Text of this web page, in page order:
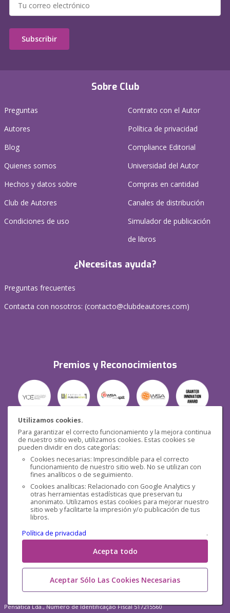
Utilizamos cookies.
Para garantizar el correcto funcionamiento y la mejora continua
de nuestro sitio web, utilizamos cookies. Estas cookies se
pueden dividir en dos categorías:
Cookies necesarias: Imprescindible para el correcto
funcionamiento de nuestro sitio web. No se utilizan con
fines analíticos o de seguimiento.
Cookies analíticas: Relacionado con Google Analytics y
otras herramientas estadísticas que preservan tu
anonimato. Utilizamos estas cookies para mejorar nuestro
sitio web y facilitarte la impresión y/o publicación de tus
libros.
Política de privacidad
.
Acepta todo
Aceptar Sólo Las Cookies Necesarias
Sobre Club
Preguntas
Autores
Blog
Quienes somos
Hechos y datos sobre
Club de Autores
Condiciones de uso
Contrato con el Autor
Política de privacidad
Compliance Editorial
Universidad del Autor
Compras en cantidad
Canales de distribución
Simulador de publicación
de libros
¿Necesitas ayuda?
Preguntas frecuentes
Contacta con nosotros: (contacto@clubdeautores.com)
Premios y Reconocimientos
Seguridad
Redes sociales
Subscribir
Pensática Lda., Número de Identificação Fiscal 517215560